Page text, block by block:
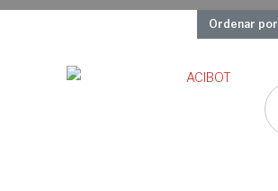
Ordenar por